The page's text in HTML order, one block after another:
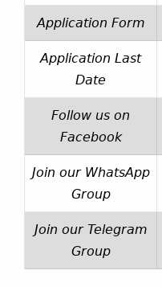
Application Form
Application Last
Date
Follow us on
Facebook
Join our WhatsApp
Group
Join our Telegram
Group